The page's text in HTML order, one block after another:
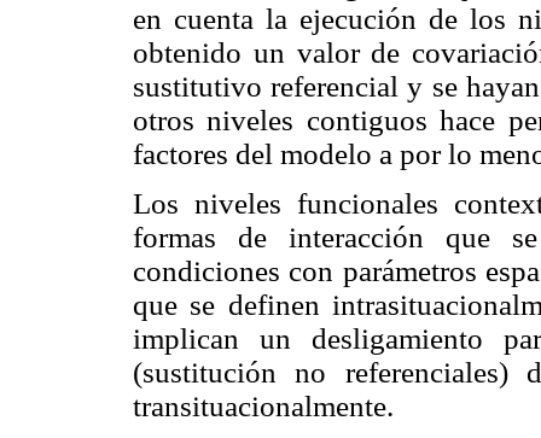
en cuenta la ejecución de los
obtenido un valor de
sustitutivo referencial y se
otros niveles contiguos hace
factores del modelo a por lo
Los niveles funcionales
formas de interacción que
condiciones con parámetros
que se definen
implican un desligamiento
(sustitución no referenciales)
transituacionalmente.